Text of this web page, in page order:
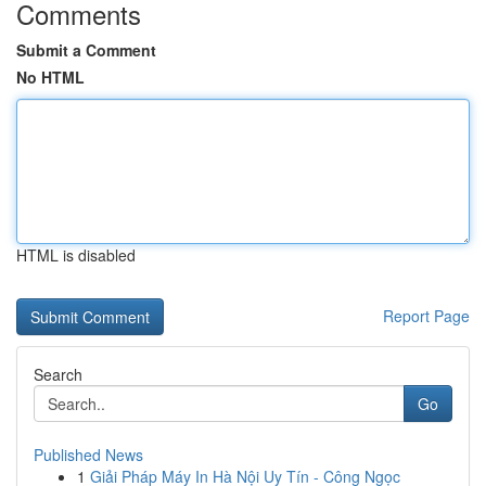
Comments
Submit a Comment
No HTML
HTML is disabled
Report Page
Search
Go
Published News
1 Giải Pháp Máy In Hà Nội Uy Tín - Công Ngọc